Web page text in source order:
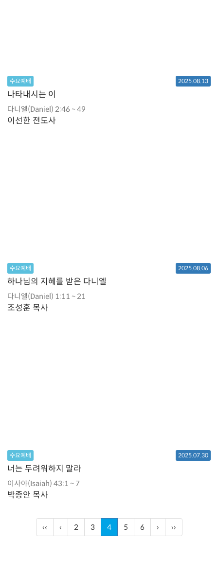
수요예배 2025.08.13
나타내시는 이
다니엘(Daniel) 2:46 ~ 49
이선한 전도사
수요예배 2025.08.06
하나님의 지혜를 받은 다니엘
다니엘(Daniel) 1:11 ~ 21
조성훈 목사
수요예배 2025.07.30
너는 두려워하지 말라
이사야(Isaiah) 43:1 ~ 7
박종안 목사
‹‹ ‹ 2 3 4 5 6 › ››